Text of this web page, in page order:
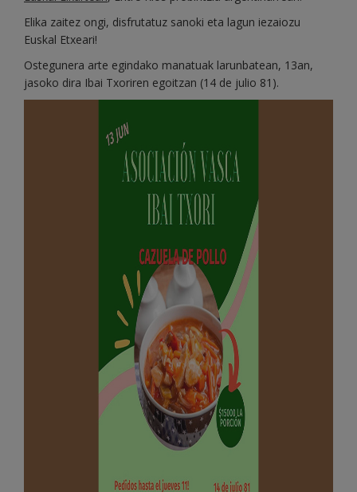
Elika zaitez ongi, disfrutatuz sanoki eta lagun iezaiozu
Euskal Etxeari!
Ostegunera arte egindako manatuak larunbatean, 13an,
jasoko dira Ibai Txoriren egoitzan (14 de julio 81).